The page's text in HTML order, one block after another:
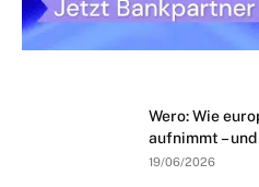
Wero: Wie
aufnimmt –
19/06/2026